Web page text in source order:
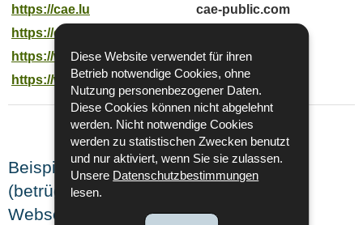
Diese Website verwendet für ihren
Betrieb notwendige Cookies, ohne
Nutzung personenbezogener Daten.
Diese Cookies können nicht abgelehnt
werden. Nicht notwendige Cookies
werden zu statistischen Zwecken benutzt
und nur aktiviert, wenn Sie sie zulassen.
Unsere Datenschutzbestimmungen
lesen.
https://cae.lu
https://cae.public.lu
https://www.cae.lu
https://www.zukunftskeess.lu
cae-public.com
Beispiele für Phishing-Angriffe
(betrügerische SMS, E-Mails und
Webseiten) :